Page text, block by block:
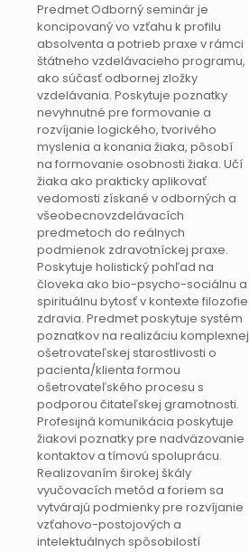
Predmet Odborný seminár je
koncipovaný vo vzťahu k profilu
absolventa a potrieb praxe v rámci
štátneho vzdelávacieho programu,
ako súčasť odbornej zložky
vzdelávania. Poskytuje poznatky
nevyhnutné pre formovanie a
rozvíjanie logického, tvorivého
myslenia a konania žiaka, pôsobí
na formovanie osobnosti žiaka. Učí
žiaka ako prakticky aplikovať
vedomosti získané v odborných a
všeobecnovzdelávacích
predmetoch do reálnych
podmienok zdravotníckej praxe.
Poskytuje holistický pohľad na
človeka ako bio-psycho-sociálnu a
spirituálnu bytosť v kontexte filozofie
zdravia. Predmet poskytuje systém
poznatkov na realizáciu komplexnej
ošetrovateľskej starostlivosti o
pacienta/klienta formou
ošetrovateľského procesu s
podporou čitateľskej gramotnosti.
Profesijná komunikácia poskytuje
žiakovi poznatky pre nadväzovanie
kontaktov a tímovú spoluprácu.
Realizovaním širokej škály
vyučovacích metód a foriem sa
vytvárajú podmienky pre rozvíjanie
vzťahovo-postojových a
intelektuálnych spôsobilostí